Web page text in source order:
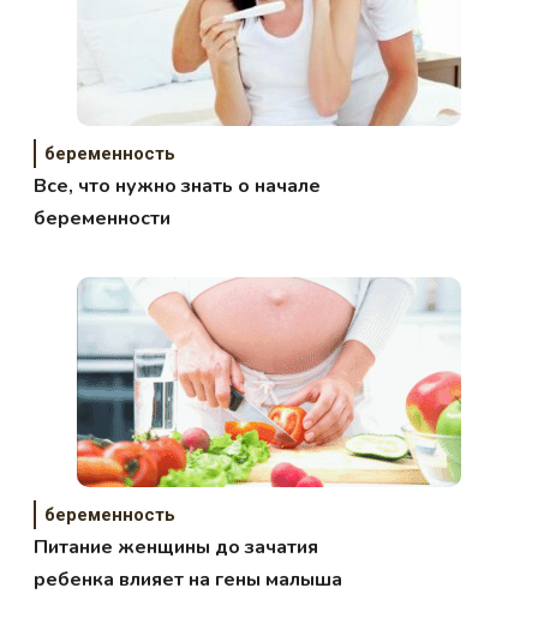
беременность
Все, что нужно знать о начале
беременности
беременность
Питание женщины до зачатия
ребенка влияет на гены малыша